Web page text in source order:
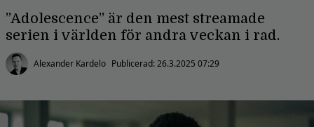
”Adolescence” är den mest streamade
serien i världen för andra veckan i rad.
Alexander Kardelo Publicerad:26.3.2025 07:29